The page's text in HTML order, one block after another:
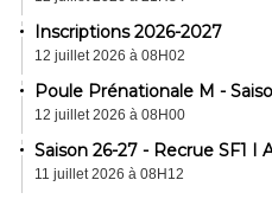
Inscriptions 2026-2027
12 juillet 2026 à 08H02
Poule Prénationale M -
12 juillet 2026 à 08H00
Saison 26-27 - Recrue SF1 I
11 juillet 2026 à 08H12